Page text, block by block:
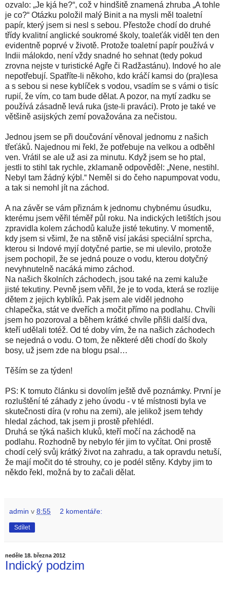
ozvalo: „Je kjá he?“, což v hindšitě znamená zhruba „A tohle
je co?“ Otázku položil malý Binit a na mysli měl toaletní
papír, který jsem si nesl s sebou. Přestože chodí do druhé
třídy kvalitní anglické soukromé školy, toaleťák viděl ten den
evidentně poprvé v životě. Protože toaletní papír používá v
Indii málokdo, není vždy snadné ho sehnat (tedy pokud
zrovna nejste v turistické Agře či Radžastánu). Indové ho ale
nepotřebují. Spatříte-li někoho, kdo kráčí kamsi do (pra)lesa
a s sebou si nese kyblíček s vodou, vsadím se s vámi o tisíc
rupií, že vím, co tam bude dělat. A pozor, na mytí zadku se
používá zásadně levá ruka (jste-li praváci). Proto je také ve
většině asijských zemí považována za nečistou.
Jednou jsem se při doučování věnoval jednomu z našich
třeťáků. Najednou mi řekl, že potřebuje na velkou a odběhl
ven. Vrátil se ale už asi za minutu. Když jsem se ho ptal,
jestli to stihl tak rychle, zklamaně odpověděl: „Nene, nestihl.
Nebyl tam žádný kýbl.“ Neměl si do čeho napumpovat vodu,
a tak si nemohl jít na záchod.
A na závěr se vám přiznám k jednomu chybnému úsudku,
kterému jsem věřil téměř půl roku. Na indických letištích jsou
zpravidla kolem záchodů kaluže jisté tekutiny. V momentě,
kdy jsem si všiml, že na stěně visí jakási speciální sprcha,
kterou si Indové myjí dotyčné partie, se mi ulevilo, protože
jsem pochopil, že se jedná pouze o vodu, kterou dotyčný
nevyhnutelně nacáká mimo záchod.
Na našich školních záchodech, jsou také na zemi kaluže
jisté tekutiny. Pevně jsem věřil, že je to voda, která se rozlije
dětem z jejich kyblíků. Pak jsem ale viděl jednoho
chlapečka, stát ve dveřích a močit přímo na podlahu. Chvíli
jsem ho pozoroval a během krátké chvíle přišli další dva,
kteří udělali totéž. Od té doby vím, že na našich záchodech
se nejedná o vodu. O tom, že některé děti chodí do školy
bosy, už jsem zde na blogu psal…
Těším se za týden!
PS: K tomuto článku si dovolím ještě dvě poznámky. První je
rozluštění té záhady z jeho úvodu - v té místnosti byla ve
skutečnosti díra (v rohu na zemi), ale jelikož jsem tehdy
hledal záchod, tak jsem ji prostě přehlédl.
Druhá se týká našich kluků, kteří močí na záchodě na
podlahu. Rozhodně by nebylo fér jim to vyčítat. Oni prostě
chodí celý svůj krátký život na zahradu, a tak opravdu netuší,
že mají močit do té strouhy, co je podél stěny. Kdyby jim to
někdo řekl, možná by to začali dělat.
admin v 8:55 2 komentáře:
Sdílet
neděle 18. března 2012
Indický podzim